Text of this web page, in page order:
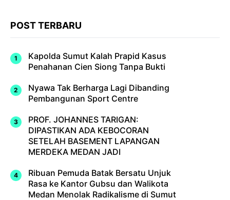
POST TERBARU
Kapolda Sumut Kalah Prapid Kasus
Penahanan Cien Siong Tanpa Bukti
Nyawa Tak Berharga Lagi Dibanding
Pembangunan Sport Centre
PROF. JOHANNES TARIGAN:
DIPASTIKAN ADA KEBOCORAN
SETELAH BASEMENT LAPANGAN
MERDEKA MEDAN JADI
Ribuan Pemuda Batak Bersatu Unjuk
Rasa ke Kantor Gubsu dan Walikota
Medan Menolak Radikalisme di Sumut